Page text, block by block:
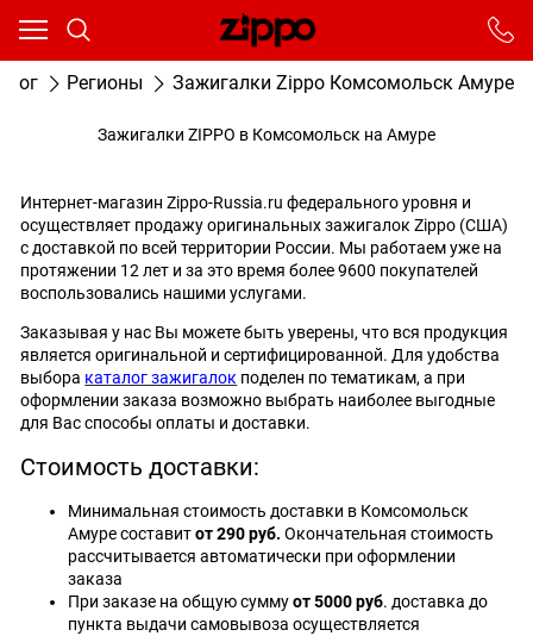
Регионы Зажигалки Zippo Комсомольск Амуре
Зажигалки ZIPPO в Комсомольск на Амуре
Интернет-магазин Zippo-Russia.ru федерального уровня и
осуществляет продажу оригинальных зажигалок Zippo (США)
с доставкой по всей территории России. Мы работаем уже на
протяжении 12 лет и за это время более 9600 покупателей
воспользовались нашими услугами.
Заказывая у нас Вы можете быть уверены, что вся продукция
является оригинальной и сертифицированной. Для удобства
выбора каталог зажигалок поделен по тематикам, а при
оформлении заказа возможно выбрать наиболее выгодные
для Вас способы оплаты и доставки.
Стоимость доставки:
Минимальная стоимость доставки в Комсомольск
Амуре составитот 290 руб. Окончательная стоимость
рассчитывается автоматически при оформлении
заказа
При заказе на общую суммуот 5000 руб. доставка до
пункта выдачи самовывоза осуществляется
Ваш город - Москва,
От выбранного города зависят сроки доставки